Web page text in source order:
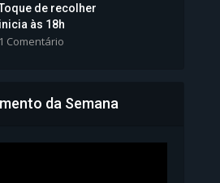
emissão da
de recolher
inicia às 18h
1 Comentário
da Semana